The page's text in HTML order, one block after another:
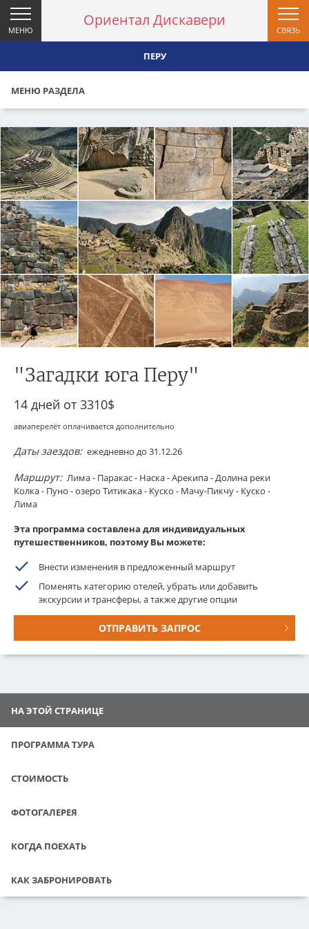
ПЕРУ
МЕНЮ РАЗДЕЛА
"Загадки юга Перу"
14 дней от 3310$
авиаперелёт оплачивается дополнительно
Даты заездов: ежедневно до 31.12.26
Маршрут: Лима - Паракас - Наска - Арекипа - Долина реки
Колка - Пуно - озеро Титикака - Куско - Мачу-Пикчу - Куско -
Лима
Эта программа составлена для индивидуальных
путешественников, поэтому Вы можете:
Внести изменения в предложенный маршрут
Поменять категорию отелей, убрать или добавить
экскурсии и трансферы, а также другие опции
ОТПРАВИТЬ ЗАПРОС
НА ЭТОЙ СТРАНИЦЕ
ПРОГРАММА ТУРА
СТОИМОСТЬ
ФОТОГАЛЕРЕЯ
КОГДА ПОЕХАТЬ
КАК ЗАБРОНИРОВАТЬ
МЕНЮ СВЯЗЬ
Ориентал Дискавери